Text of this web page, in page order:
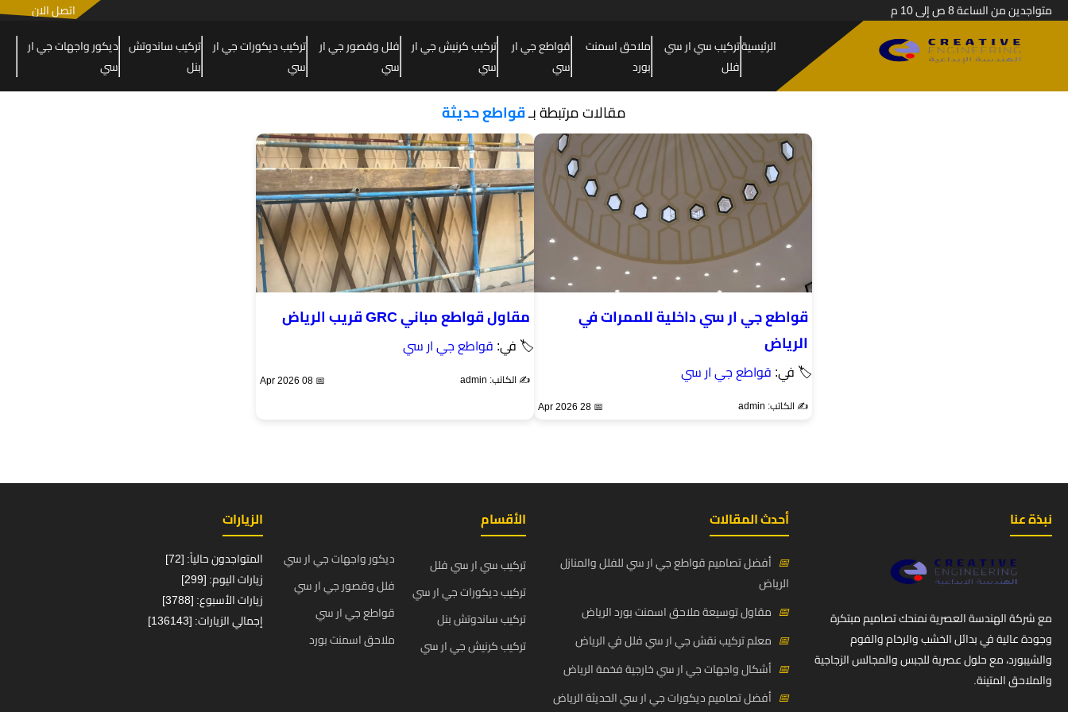
متواجدين من الساعة 8 ص إلى 10 م
اتصل الان
الرئيسيةتركيب سي ار سي
فلل
ملاحق اسمنت
بورد
قواطع جي ار
سي
تركيب كرنيش جي ار
سي
فلل وقصور جي ار
سي
تركيب ديكورات جي ار
سي
تركيب ساندوتش
بنل
ديكور واجهات جي ار
سي
مقالات مرتبطة بـقواطع حديثة
قواطع جي ار سي داخلية للممرات في
الرياض
🏷 في: قواطع جي ار سي
✍️ الكاتب: admin 📅 28 Apr 2026
مقاول قواطع مباني GRC قريب الرياض
🏷 في: قواطع جي ار سي
✍️ الكاتب: admin 📅 08 Apr 2026
نبذة عنا
مع شركة الهندسة العصرية نمنحك تصاميم مبتكرة
وجودة عالية في بدائل الخشب والرخام والفوم
والشيبورد، مع حلول عصرية للجبس والمجالس الزجاجية
والملاحق المتينة.
أحدث المقالات
📅 أفضل تصاميم قواطع جي ار سي للفلل والمنازل
الرياض
📅 مقاول توسيعة ملاحق اسمنت بورد الرياض
📅 معلم تركيب نقش جي ار سي فلل في الرياض
📅 أشكال واجهات جي ار سي خارجية فخمة الرياض
📅 أفضل تصاميم ديكورات جي ار سي الحديثة الرياض
الأقسام
تركيب سي ار سي فلل
تركيب ديكورات جي ار سي
تركيب ساندوتش بنل
تركيب كرنيش جي ار سي
ديكور واجهات جي ار سي
فلل وقصور جي ار سي
قواطع جي ار سي
ملاحق اسمنت بورد
الزيارات
المتواجدون حالياً: [72]
زيارات اليوم: [299]
زيارات الأسبوع: [3788]
إجمالي الزيارات: [136143]